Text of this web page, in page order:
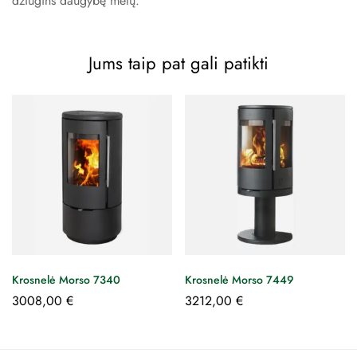
Jums taip pat gali patikti
Krosnelė Morso 7340
3008,00 €
Krosnelė Morso 7449
3212,00 €